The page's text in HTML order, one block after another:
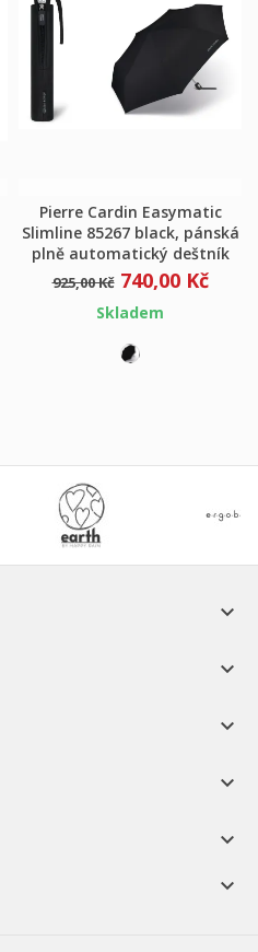
Pierre Cardin Easymatic
Slimline 85267 black, pánská
plně automatický deštník
925,00 Kč 740,00 Kč
Skladem





